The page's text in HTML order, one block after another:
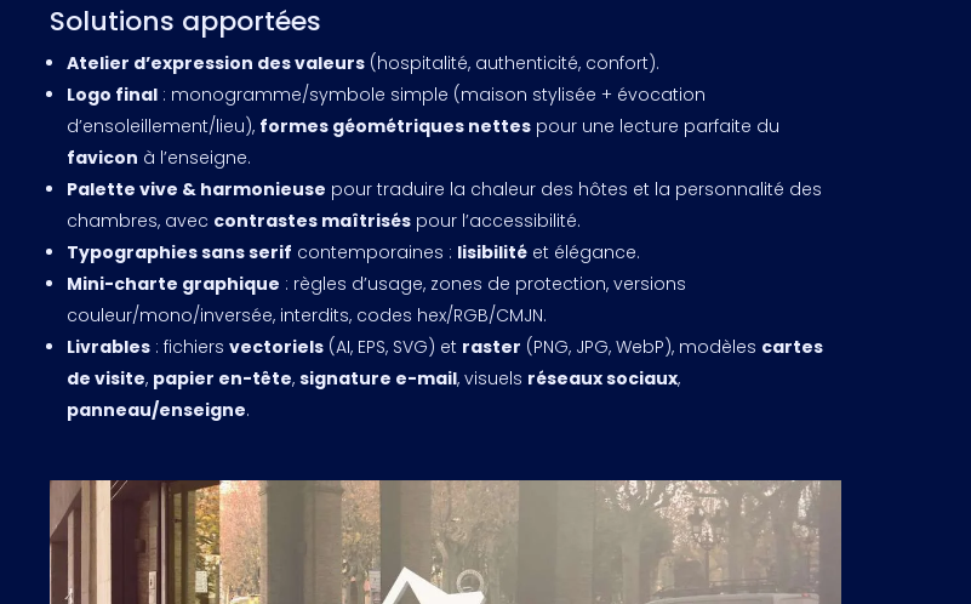
Solutions apportées
Atelier d’expression des valeurs(hospitalité, authenticité, confort).
Logo final: monogramme/symbole simple (maison stylisée + évocation
d’ensoleillement/lieu), formes géométriques nettespour une lecture parfaite du
favicon à l’enseigne.
Palette vive & harmonieuse pour traduire la chaleur des hôtes et la personnalité des
chambres, avec contrastes maîtriséspour l’accessibilité.
Typographies sans serif contemporaines : lisibilitéet élégance.
Mini-charte graphique : règles d’usage, zones de protection, versions
couleur/mono/inversée, interdits, codes hex/RGB/CMJN.
Livrables: fichiers vectoriels(AI, EPS, SVG) et raster (PNG, JPG, WebP), modèles cartes
de visite, papier en-tête, signature e-mail, visuels réseaux sociaux,
panneau/enseigne.